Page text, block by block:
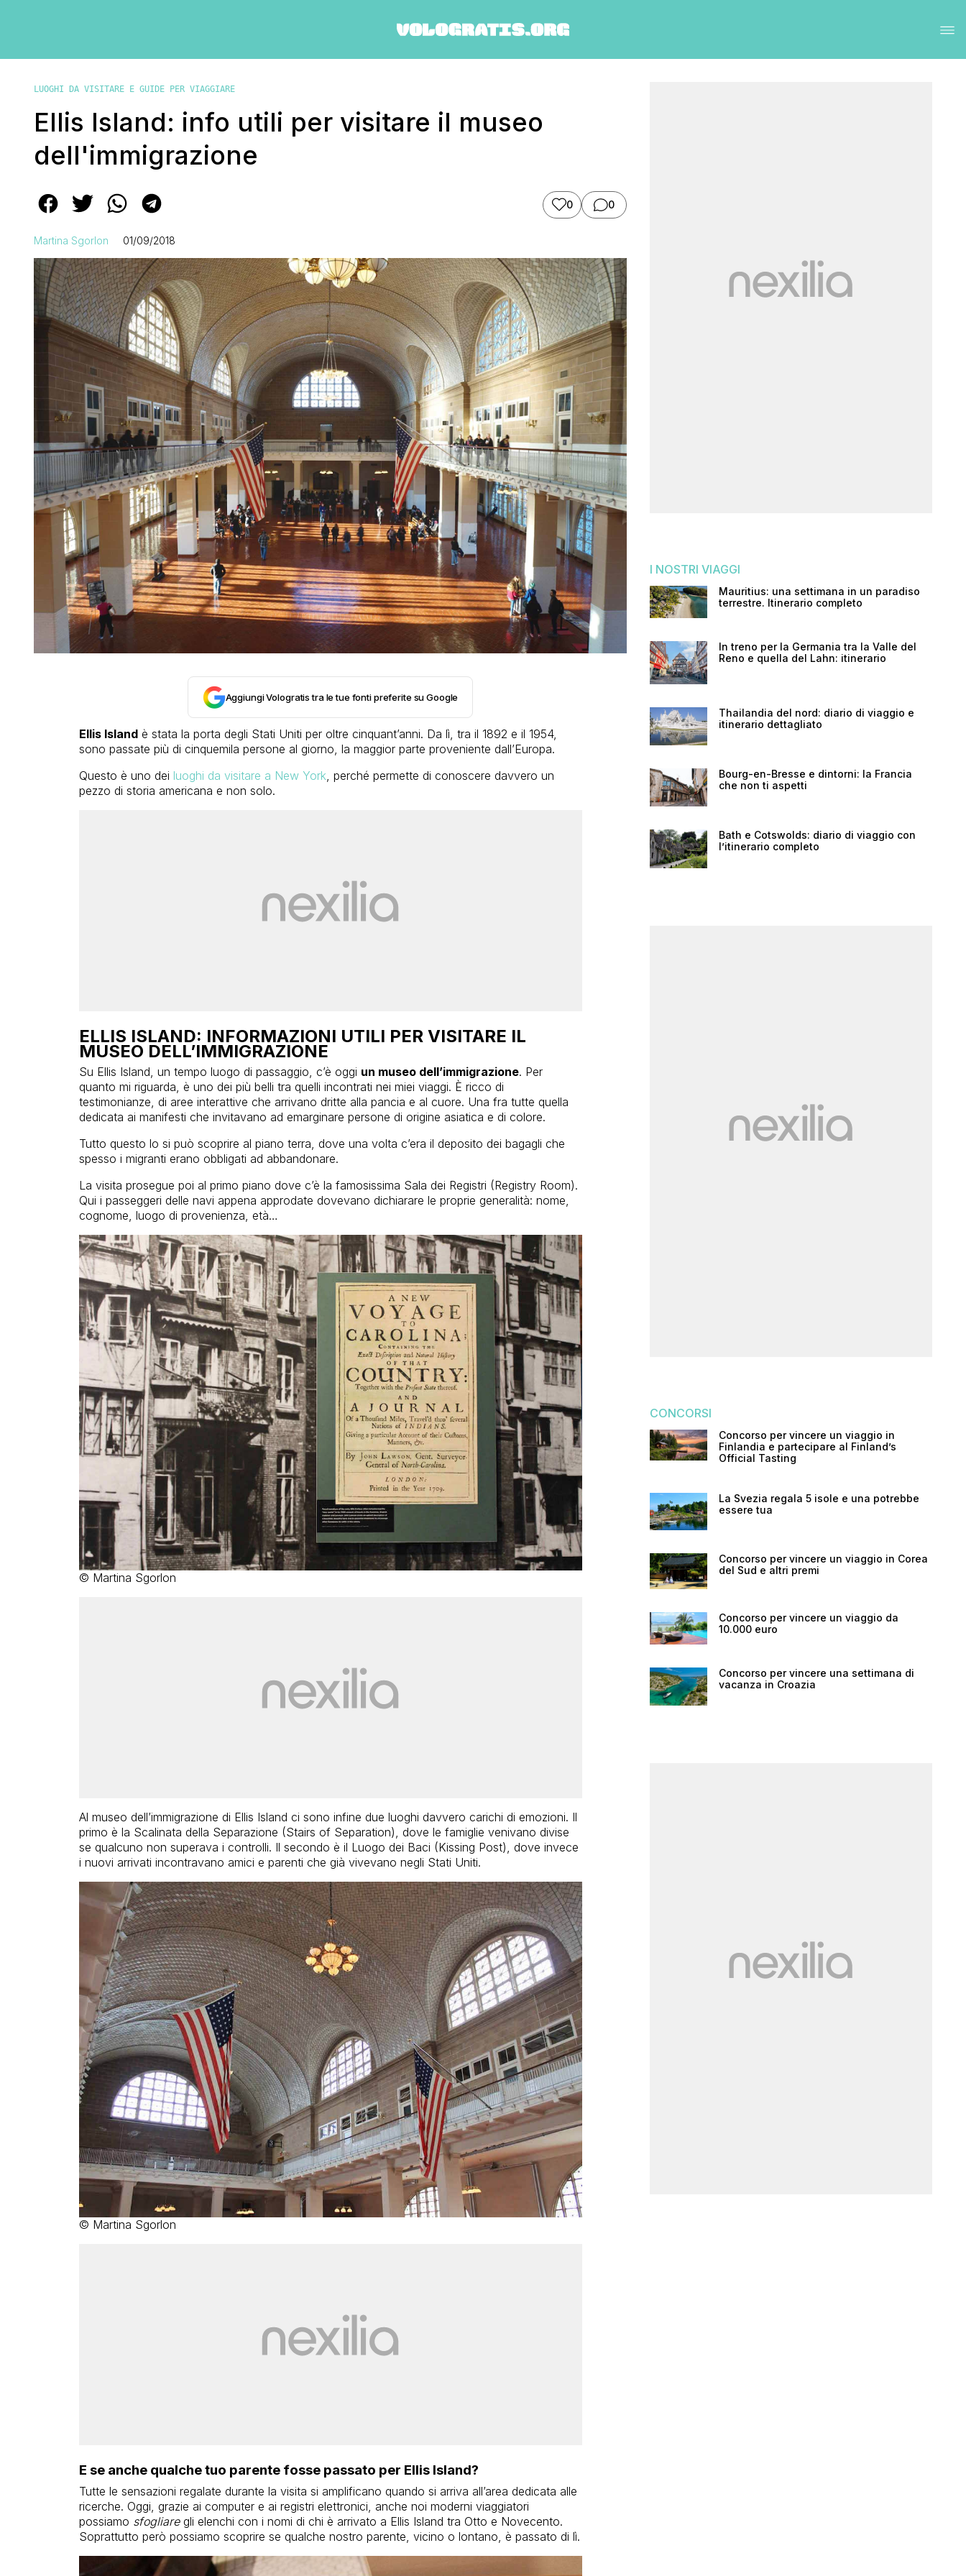
LUOGHI DA VISITARE E GUIDE PER VIAGGIARE
Ellis Island: info utili per visitare il museo
dell'immigrazione
0 0
Martina Sgorlon 01/09/2018
Aggiungi Vologratis tra le tue fonti preferite su Google
Ellis Islandè stata la porta degli Stati Uniti per oltre cinquant’anni. Da lì, tra il 1892 e il 1954,
sono passate più di cinquemila persone al giorno, la maggior parte proveniente dall’Europa.
Questo è uno dei luoghi da visitare a New York , perché permette di conoscere davvero un
pezzo di storia americana e non solo.
ELLIS ISLAND: INFORMAZIONI UTILI PER VISITARE IL
MUSEO DELL’IMMIGRAZIONE
Su Ellis Island, un tempo luogo di passaggio, c’è oggi un museo dell’immigrazione. Per
quanto mi riguarda, è uno dei più belli tra quelli incontrati nei miei viaggi. È ricco di
testimonianze, di aree interattive che arrivano dritte alla pancia e al cuore. Una fra tutte quella
dedicata ai manifesti che invitavano ad emarginare persone di origine asiatica e di colore.
Tutto questo lo si può scoprire al piano terra, dove una volta c’era il deposito dei bagagli che
spesso i migranti erano obbligati ad abbandonare.
La visita prosegue poi al primo piano dove c’è la famosissima Sala dei Registri (Registry Room).
Qui i passeggeri delle navi appena approdate dovevano dichiarare le proprie generalità: nome,
cognome, luogo di provenienza, età…
© Martina Sgorlon
Al museo dell’immigrazione di Ellis Island ci sono infine due luoghi davvero carichi di emozioni. Il
primo è la Scalinata della Separazione (Stairs of Separation), dove le famiglie venivano divise
se qualcuno non superava i controlli. Il secondo è il Luogo dei Baci (Kissing Post), dove invece
i nuovi arrivati incontravano amici e parenti che già vivevano negli Stati Uniti.
© Martina Sgorlon
E se anche qualche tuo parente fosse passato per Ellis Island?
Tutte le sensazioni regalate durante la visita si amplificano quando si arriva all’area dedicata alle
ricerche. Oggi, grazie ai computer e ai registri elettronici, anche noi moderni viaggiatori
possiamo sfogliaregli elenchi con i nomi di chi è arrivato a Ellis Island tra Otto e Novecento.
Soprattutto però possiamo scoprire se qualche nostro parente, vicino o lontano, è passato di lì.
I NOSTRI VIAGGI
Mauritius: una settimana in un paradiso
terrestre. Itinerario completo
In treno per la Germania tra la Valle del
Reno e quella del Lahn: itinerario
Thailandia del nord: diario di viaggio e
itinerario dettagliato
Bourg-en-Bresse e dintorni: la Francia
che non ti aspetti
Bath e Cotswolds: diario di viaggio con
l’itinerario completo
CONCORSI
Concorso per vincere un viaggio in
Finlandia e partecipare al Finland’s
Official Tasting
La Svezia regala 5 isole e una potrebbe
essere tua
Concorso per vincere un viaggio in Corea
del Sud e altri premi
Concorso per vincere un viaggio da
10.000 euro
Concorso per vincere una settimana di
vacanza in Croazia